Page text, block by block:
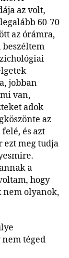
az volt,
60-70
az órámra,
beszéltem
jobban
van,
adok
az
és azt
ezt meg tudja
a
hogy
nem olyanok,
nem téged